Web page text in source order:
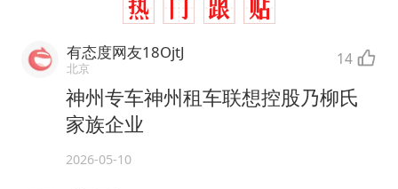
有态度网友18OjtJ
北京 14
神州专车神州租车联想控股乃柳氏
家族企业
2026-05-10